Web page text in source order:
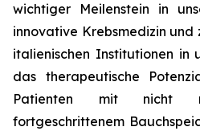
wichtiger Meilenstein in
innovative Krebsmedizin
italienischen Institutionen in
das therapeutische
Patienten mit nicht
fortgeschrittenem